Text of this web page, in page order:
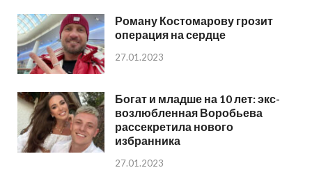
Роману Костомарову грозит
операция на сердце
27.01.2023
Богат и младше на 10 лет: экс-
возлюбленная Воробьева
рассекретила нового
избранника
27.01.2023